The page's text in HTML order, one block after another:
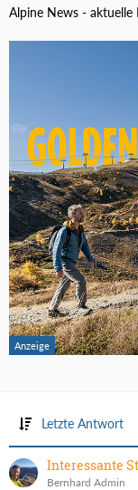
Alpine News - aktuelle
Letzte Antwort
Interessante
Bernhard Admin